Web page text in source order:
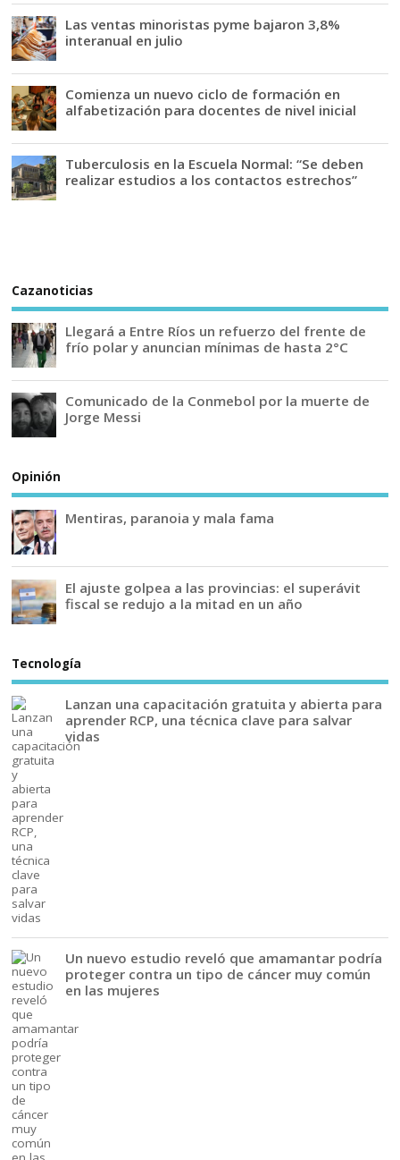
Las ventas minoristas pyme bajaron 3,8%
interanual en julio
Comienza un nuevo ciclo de formación en
alfabetización para docentes de nivel inicial
Tuberculosis en la Escuela Normal: “Se deben
realizar estudios a los contactos estrechos”
Cazanoticias
Llegará a Entre Ríos un refuerzo del frente de
frío polar y anuncian mínimas de hasta 2°C
Comunicado de la Conmebol por la muerte de
Jorge Messi
Opinión
Mentiras, paranoia y mala fama
El ajuste golpea a las provincias: el superávit
fiscal se redujo a la mitad en un año
Tecnología
Lanzan una capacitación gratuita y abierta para
aprender RCP, una técnica clave para salvar
vidas
Un nuevo estudio reveló que amamantar podría
proteger contra un tipo de cáncer muy común
en las mujeres